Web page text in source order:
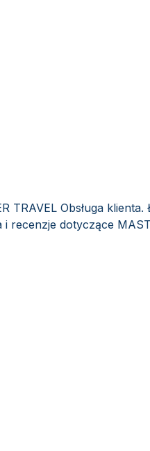
TRAVEL Obsługa
recenzje dotyczące